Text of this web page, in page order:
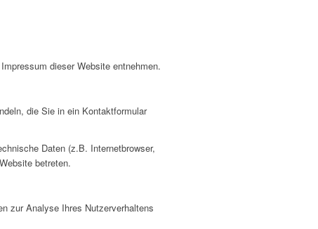
dieser Website entnehmen.
die Sie in ein Kontaktformular
Daten (z.B. Internetbrowser,
betreten.
zur Analyse Ihres Nutzerverhaltens